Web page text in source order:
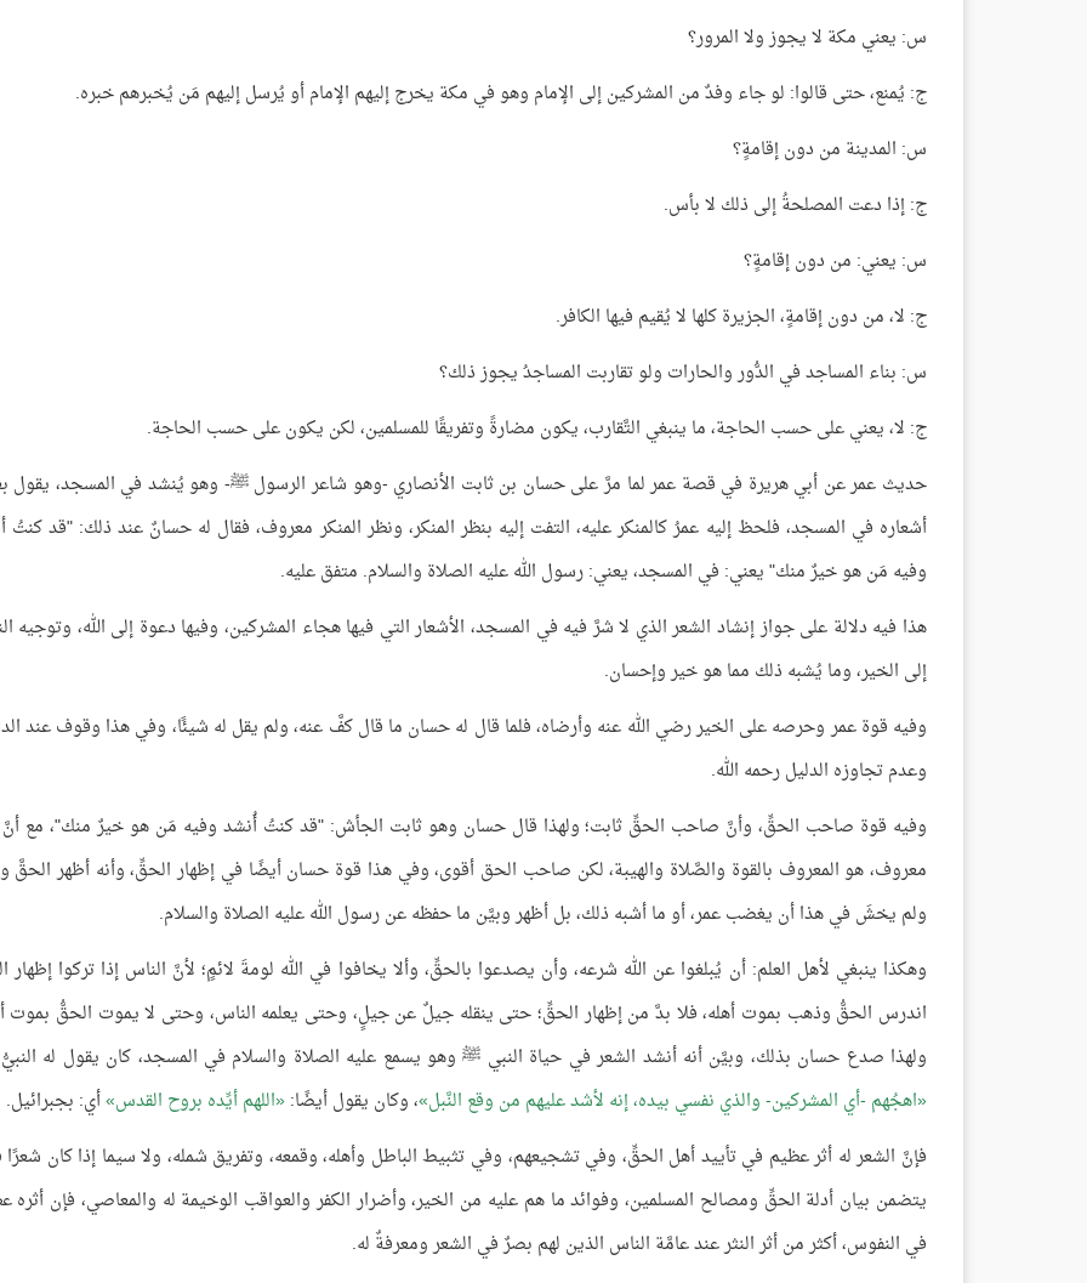
س: يعني مكة لا يجوز ولا المرور؟
ج: يُمنع، حتى قالوا: لو جاء وفدٌ من المشركين إلى الإمام وهو في مكة يخرج إليهم الإمام أو يُرسل إليهم مَن يُخبرهم خبره.
س: المدينة من دون إقامةٍ؟
ج: إذا دعت المصلحةُ إلى ذلك لا بأس.
س: يعني: من دون إقامةٍ؟
ج: لا، من دون إقامةٍ، الجزيرة كلها لا يُقيم فيها الكافر.
س: بناء المساجد في الدُّور والحارات ولو تقاربت المساجدُ يجوز ذلك؟
ج: لا، يعني على حسب الحاجة، ما ينبغي التَّقارب، يكون مضارةً وتفريقًا للمسلمين، لكن يكون على حسب الحاجة.
حديث عمر عن أبي هريرة في قصة عمر لما مرَّ على حسان بن ثابت الأنصاري -وهو شاعر الرسول ﷺ- وهو يُنشد في المسجد، يقول
أشعاره في المسجد، فلحظ إليه عمرُ كالمنكر عليه، التفت إليه بنظر المنكر، ونظر المنكر معروف، فقال له حسانٌ عند ذلك: "قد كنتُ
وفيه مَن هو خيرٌ منك" يعني: في المسجد، يعني: رسول الله عليه الصلاة والسلام. متفق عليه.
هذا فيه دلالة على جواز إنشاد الشعر الذي لا شرَّ فيه في المسجد، الأشعار التي فيها هجاء المشركين، وفيها دعوة إلى الله، وتوجيه
إلى الخير، وما يُشبه ذلك مما هو خير وإحسان.
وفيه قوة عمر وحرصه على الخير رضي الله عنه وأرضاه، فلما قال له حسان ما قال كفَّ عنه، ولم يقل له شيئًا، وفي هذا وقوف عند
وعدم تجاوزه الدليل رحمه الله.
وفيه قوة صاحب الحقِّ، وأنَّ صاحب الحقِّ ثابت؛ ولهذا قال حسان وهو ثابت الجأش: "قد كنتُ أُنشد وفيه مَن هو خيرٌ منك"، مع
معروف، هو المعروف بالقوة والصَّلاة والهيبة، لكن صاحب الحق أقوى، وفي هذا قوة حسان أيضًا في إظهار الحقِّ، وأنه أظهر الحقَّ
ولم يخشَ في هذا أن يغضب عمر، أو ما أشبه ذلك، بل أظهر وبيَّن ما حفظه عن رسول الله عليه الصلاة والسلام.
وهكذا ينبغي لأهل العلم: أن يُبلغوا عن الله شرعه، وأن يصدعوا بالحقِّ، وألا يخافوا في الله لومةَ لائمٍ؛ لأنَّ الناس إذا تركوا إظهار
اندرس الحقُّ وذهب بموت أهله، فلا بدَّ من إظهار الحقِّ؛ حتى ينقله جيلٌ عن جيلٍ، وحتى يعلمه الناس، وحتى لا يموت الحقُّ بموت
ولهذا صدع حسان بذلك، وبيَّن أنه أنشد الشعر في حياة النبي ﷺ وهو يسمع عليه الصلاة والسلام في المسجد، كان يقول له
اهجُهم -أي المشركين- والذي نفسي بيده، إنه لأشد عليهم من وقع النَّبل ، وكان يقول أيضًا: اللهم أيِّده بروح القدس أي: بجبرائيل.
فإنَّ الشعر له أثر عظيم في تأييد أهل الحقِّ، وفي تشجيعهم، وفي تثبيط الباطل وأهله، وقمعه، وتفريق شمله، ولا سيما إذا كان شعرًا
يتضمن بيان أدلة الحقِّ ومصالح المسلمين، وفوائد ما هم عليه من الخير، وأضرار الكفر والعواقب الوخيمة له والمعاصي، فإن أثره
في النفوس، أكثر من أثر النثر عند عامَّة الناس الذين لهم بصرٌ في الشعر ومعرفةٌ له.